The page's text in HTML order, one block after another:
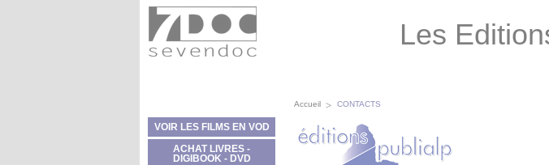
Les
VOIR LES FILMS EN VOD
ACHAT LIVRES -
DIGIBOOK - DVD
Accueil CONTACTS
Panneau de gestion des cookies